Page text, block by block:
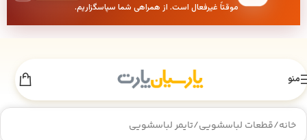
موقتاً غیرفعال است. از همراهی شما سپاسگزاریم.
منو
خانه/قطعات لباسشویی/تایمر لباسشویی